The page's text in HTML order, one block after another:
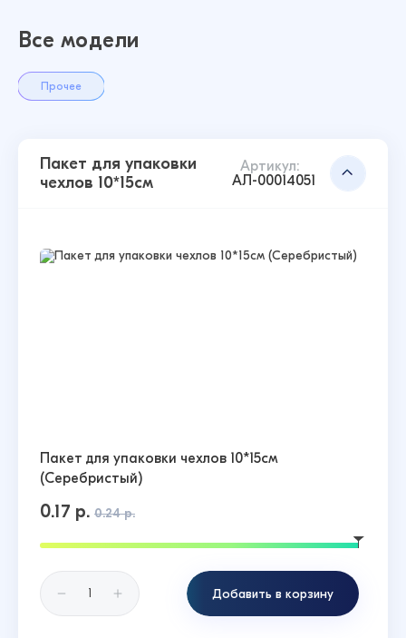
Все модели
Прочее
Пакет для упаковки
чехлов 10*15см
Артикул:
АЛ-00014051
Пакет для упаковки чехлов 10*15см
(Серебристый)
0.17 р. 0.24 р.
Добавить в корзину